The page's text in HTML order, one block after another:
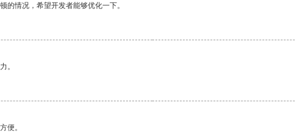
的情况，希望开发者能够优化一下。
。
便。